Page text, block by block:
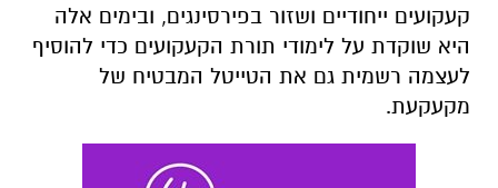
קעקועים ייחודיים ושזור בפירסינגים, ובימים אלה
היא שוקדת על לימודי תורת הקעקועים כדי להוסיף
לעצמה רשמית גם את הטייטל המבטיח של
מקעקעת.